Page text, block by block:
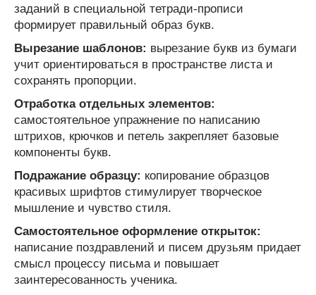
заданий в специальной тетради-прописи
формирует правильный образ букв.
Вырезание шаблонов: вырезание букв из бумаги
учит ориентироваться в пространстве листа и
сохранять пропорции.
Отработка отдельных элементов:
самостоятельное упражнение по написанию
штрихов, крючков и петель закрепляет базовые
компоненты букв.
Подражание образцу: копирование образцов
красивых шрифтов стимулирует творческое
мышление и чувство стиля.
Самостоятельное оформление открыток:
написание поздравлений и писем друзьям придает
смысл процессу письма и повышает
заинтересованность ученика.